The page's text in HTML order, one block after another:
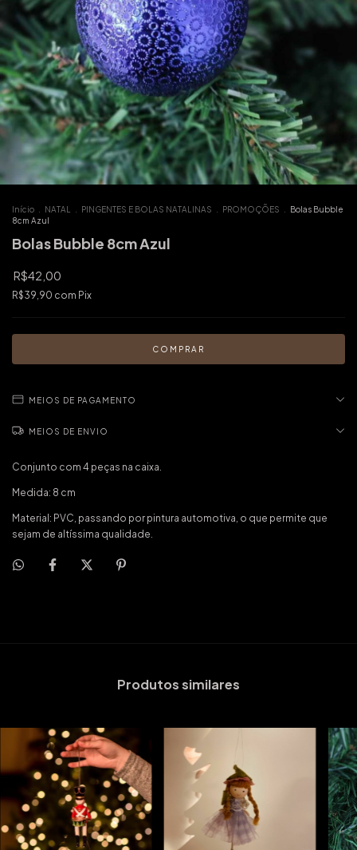
Início NATAL PINGENTES E BOLAS NATALINAS PROMOÇÕES
Bolas Bubble
8cm Azul
Bolas Bubble 8cm Azul
R$42,00
R$39,90 com Pix
MEIOS DE PAGAMENTO
MEIOS DE ENVIO
Conjunto com 4 peças na caixa.
Medida: 8 cm
Material: PVC, passando por pintura automotiva, o que permite que
sejam de altíssima qualidade.
Produtos similares